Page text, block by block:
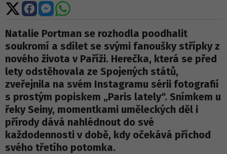
Sdílet
na
X
Sdílet
na
Facebooku
Sdílet
na
Messengeru
Sdílet
WhatsApp
Natalie Portman se rozhodla poodhalit
soukromí a sdílet se svými fanoušky střípky z
nového života v Paříži. Herečka, která se před
lety odstěhovala ze Spojených států,
zveřejnila na svém Instagramu sérii fotografií
s prostým popiskem „Paris lately“. Snímkem u
řeky Seiny, momentkami uměleckých děl i
přírody dává nahlédnout do své
každodennosti v době, kdy očekává příchod
svého třetího potomka.